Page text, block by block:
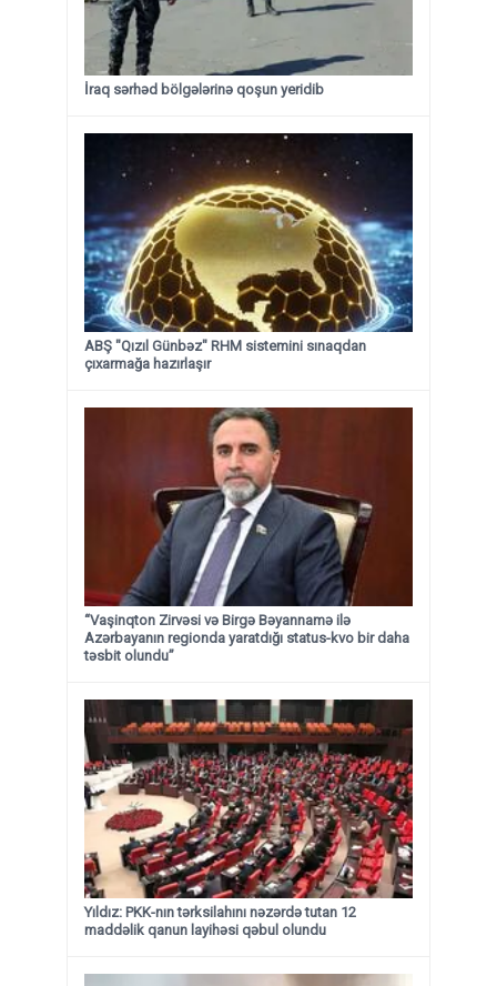
İraq sərhəd bölgələrinə qoşun yeridib
ABŞ "Qızıl Günbəz" RHM sistemini sınaqdan
çıxarmağa hazırlaşır
“Vaşinqton Zirvəsi və Birgə Bəyannamə ilə
Azərbayanın regionda yaratdığı status-kvo bir daha
təsbit olundu”
Yıldız: PKK-nın tərksilahını nəzərdə tutan 12
maddəlik qanun layihəsi qəbul olundu ​​​​​​​